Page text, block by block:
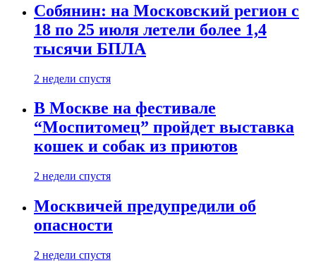
Собянин: на Московский регион с
18 по 25 июля летели более 1,4
тысячи БПЛА
2 недели спустя
В Москве на фестивале
“Моспитомец” пройдет выставка
кошек и собак из приютов
2 недели спустя
Москвичей предупредили об
опасности
2 недели спустя